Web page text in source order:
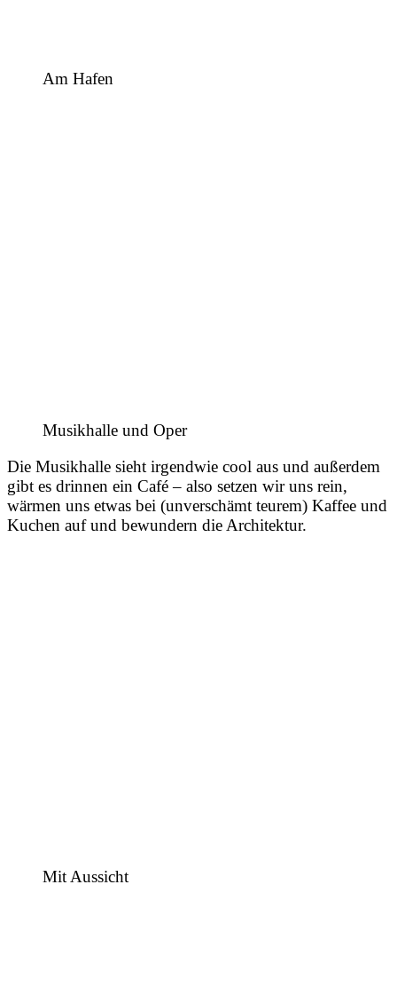
Am Hafen
Musikhalle und Oper
Die Musikhalle sieht irgendwie cool aus und außerdem
gibt es drinnen ein Café – also setzen wir uns rein,
wärmen uns etwas bei (unverschämt teurem) Kaffee und
Kuchen auf und bewundern die Architektur.
Mit Aussicht